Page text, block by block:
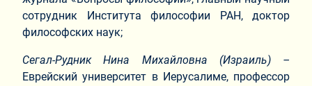
сотрудник Института философии РАН, доктор
философских наук;
Сегал-Рудник Нина Михайловна (Израиль) –
Еврейский университет в Иерусалиме, профессор